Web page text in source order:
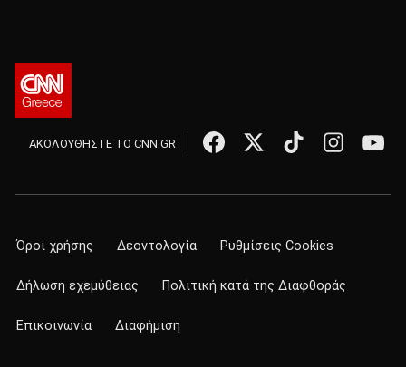
ΑΚΟΛΟΥΘΗΣΤΕ ΤΟ CNN.GR
Όροι χρήσης Δεοντολογία Ρυθμίσεις Cookies
Δήλωση εχεμύθειας Πολιτική κατά της Διαφθοράς
Επικοινωνία Διαφήμιση